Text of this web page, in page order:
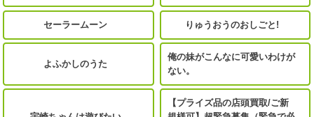
セーラームーン りゅうおうのおしごと!
よふかしのうた
俺の妹がこんなに可愛いわけが
ない。
【プライズ品の店頭買取/ご新